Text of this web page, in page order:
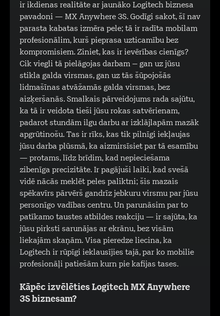
ir ikdienas realitāte ar jaunāko Logitech biznesa
pavadoni — MX Anywhere 3S. Godīgi sakot, šī nav
parasta kabatas izmēra pele; tā ir radīta mobilam
profesionālim, kurš pieprasa uzticamību bez
kompromisiem. Ziniet, kas ir ievērības cienīgs?
Cik viegli tā pielāgojas darbam – gan uz jūsu
stikla galda virsmas, gan uz tās šūpojošās
lidmašīnas atvāžamās galda virsmas, bez
aizķeršanās. Smalkais pārveidojums rada sajūtu,
ka tā ir veidota tieši jūsu rokas satvērienam,
padarot stundām ilgu darbu ar izklājlapām mazāk
apgrūtinošu. Tas ir rīks, kas tik pilnīgi iekļaujas
jūsu darba plūsmā, ka aizmirsīsiet par tā esamību
— protams, līdz brīdim, kad nepieciešama
zibenīga precizitāte. Ir pagājuši laiki, kad svešā
vidē nācās meklēt peles paliktni; šis mazais
spēkavīrs pārvērš gandrīz jebkuru virsmu par jūsu
personīgo vadības centru. Un parunāsim par to
patīkamo taustes atbildes reakciju — ir sajūta, ka
jūsu pirksti sarunājas ar ekrānu, bez visām
liekajām skaņām. Visa pieredze liecina, ka
Logitech ir rūpīgi ieklausījies tajā, par ko mobilie
profesionāļi patiešām kurn pie kafijas tases.
Kāpēc izvēlēties Logitech MX Anywhere
3S biznesam?